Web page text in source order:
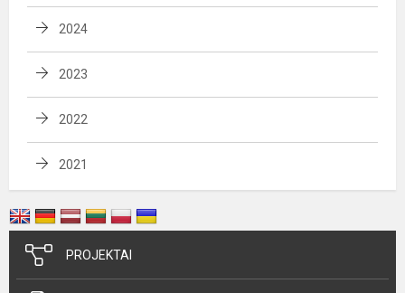
2024
2023
2022
2021
PROJEKTAI